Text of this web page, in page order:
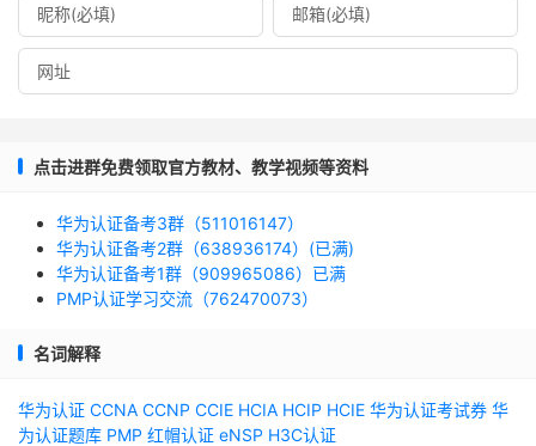
点击进群免费领取官方教材、教学视频等资料
华为认证备考3群（511016147）
华为认证备考2群（638936174）(已满)
华为认证备考1群（909965086）已满
PMP认证学习交流（762470073）
名词解释
华为认证 CCNA CCNP CCIE HCIA HCIP HCIE 华为认证考试券 华
为认证题库 PMP 红帽认证 eNSP H3C认证